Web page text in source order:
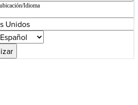
OrthoPedia Patient
Synergy Imaging & Resection
Idioma